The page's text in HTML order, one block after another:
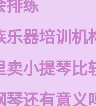
排练
乐器培训机
卖小提琴比
琴还有意义